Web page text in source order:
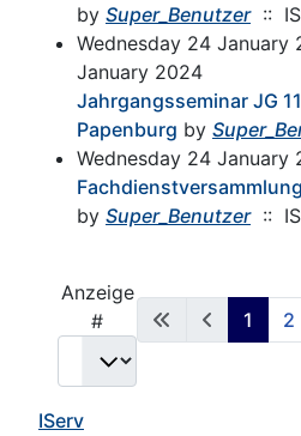
by Super_Benutzer::
Wednesday 24 January
January 2024
Jahrgangsseminar JG
Papenburg by
Wednesday 24 January
by Super_Benutzer::
Anzeige
#
1 2
IServ